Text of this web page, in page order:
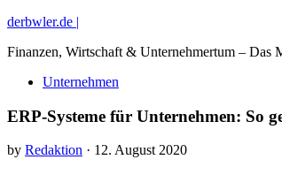
derbwler.de |
Finanzen, Wirtschaft & Unternehmertum – Das
Unternehmen
ERP-Systeme für Unternehmen: So
by Redaktion · 12. August 2020